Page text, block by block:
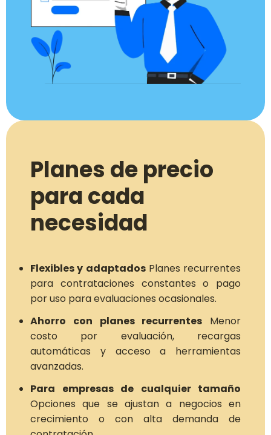
Planes de precio
para cada
necesidad
Flexibles y adaptadosPlanes recurrentes
para contrataciones constantes o pago
por uso para evaluaciones ocasionales.
Ahorro con planes recurrentes Menor
costo por evaluación, recargas
automáticas y acceso a herramientas
avanzadas.
Para empresas de cualquier tamaño
Opciones que se ajustan a negocios en
crecimiento o con alta demanda de